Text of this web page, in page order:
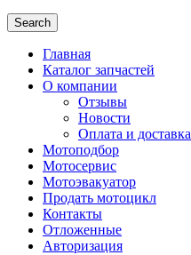
Search
Главная
Каталог запчастей
О компании
Отзывы
Новости
Оплата и доставка
Мотоподбор
Мотосервис
Мотоэвакуатор
Продать мотоцикл
Контакты
Отложенные
Авторизация